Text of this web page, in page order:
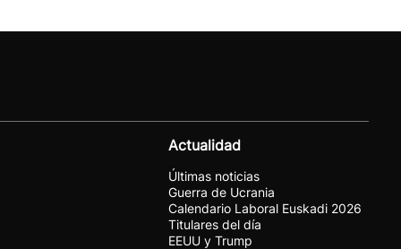
Actualidad
Últimas noticias
Guerra de Ucrania
Calendario Laboral Euskadi 2026
Titulares del día
EEUU y Trump